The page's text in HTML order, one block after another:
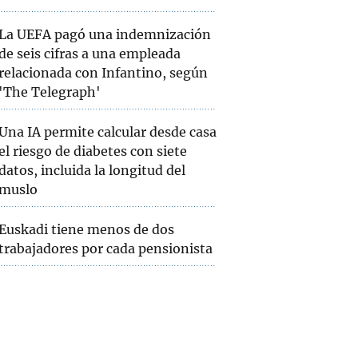
UEFA pagó una indemnización
seis cifras a una empleada
con Infantino, según
'The Telegraph'
IA permite calcular desde casa
riesgo de diabetes con siete
incluida la longitud del
tiene menos de dos
por cada pensionista